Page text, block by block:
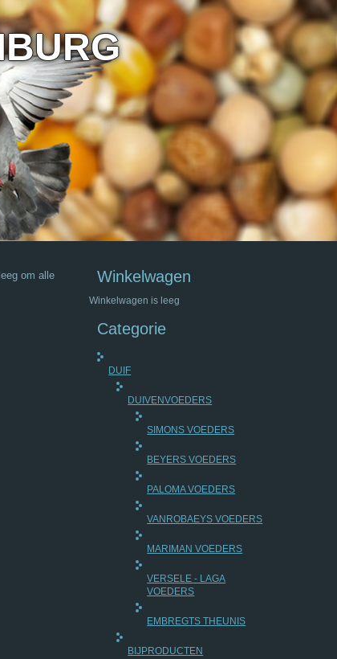
om alle
Winkelwagen
Winkelwagen is leeg
Categorie
DUIF
DUIVENVOEDERS
SIMONS VOEDERS
BEYERS VOEDERS
PALOMA VOEDERS
VANROBAEYS VOEDERS
MARIMAN VOEDERS
VERSELE - LAGA
VOEDERS
EMBREGTS THEUNIS
BIJPRODUCTEN